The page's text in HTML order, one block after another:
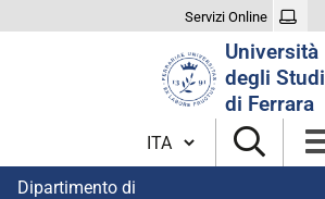
Servizi Online
Università
degli Studi
di Ferrara
Cambia lingua
Dipartimento di